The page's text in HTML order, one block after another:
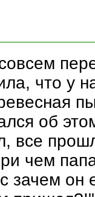
что у
об
все
чем
зачем он